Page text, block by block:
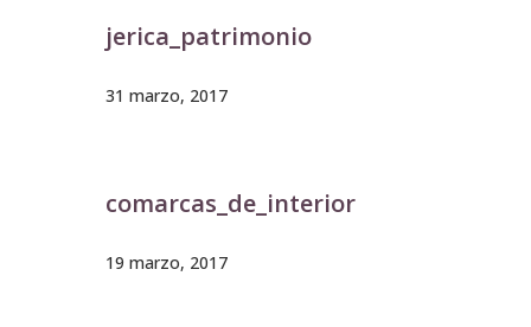
jerica_patrimonio
31 marzo, 2017
comarcas_de_interior
19 marzo, 2017